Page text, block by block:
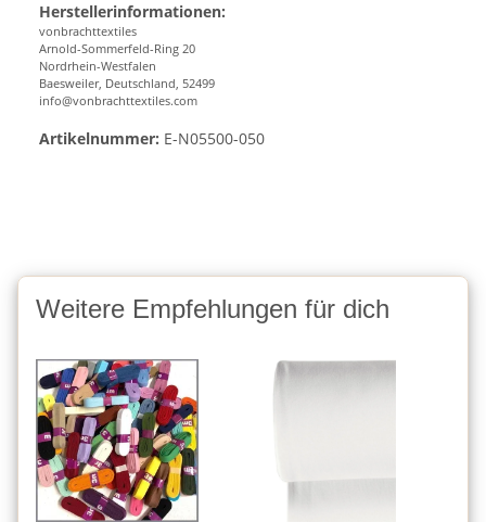
Herstellerinformationen:
vonbrachttextiles
Arnold-Sommerfeld-Ring 20
Nordrhein-Westfalen
Baesweiler, Deutschland, 52499
info@vonbrachttextiles.com
Artikelnummer: E-N05500-050
Weitere Empfehlungen für dich